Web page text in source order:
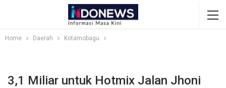
Home Daerah Kotamobagu
3,1 Miliar untuk Hotmix Jalan Jhoni